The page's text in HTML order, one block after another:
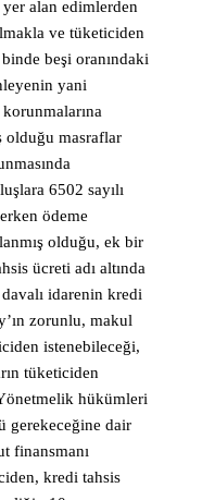
alan edimlerden
ve tüketiciden
beşi oranındaki
yani
olduğu masraflar
6502 sayılı
ödeme
olduğu, ek bir
ücreti adı altında
idarenin kredi
zorunlu, makul
istenebileceği,
tüketiciden
hükümleri
gerekeceğine dair
finansmanı
kredi tahsis